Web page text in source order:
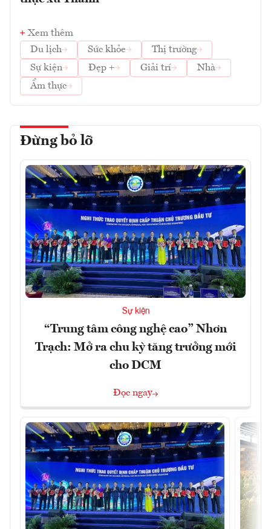
Xem thêm
Du lịch
Sức khỏe
Thị trường
Sự kiện
Đẹp + Giải trí
Nhà
Ẩm thực
Đừng bỏ lỡ
Sự kiện
“Trung tâm công nghệ cao” Nhơn
Trạch: Mở ra chu kỳ tăng trưởng mới
cho DCM
Đọc ngay